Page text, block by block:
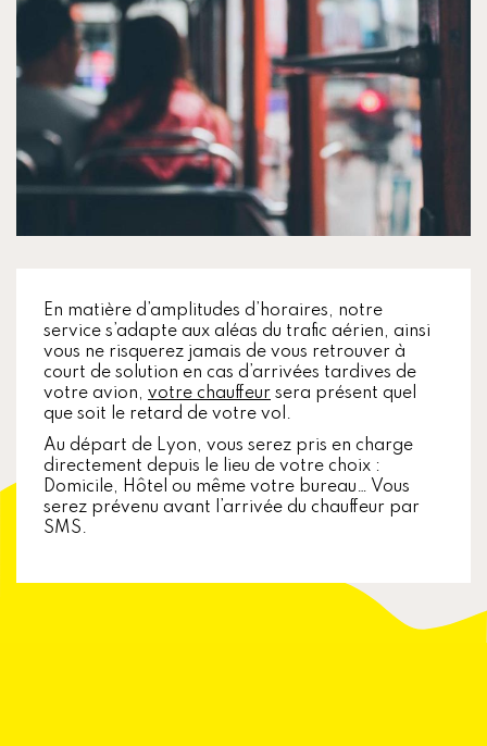
En matière d’amplitudes d’horaires, notre
service s’adapte aux aléas du trafic aérien, ainsi
vous ne risquerez jamais de vous retrouver à
court de solution en cas d’arrivées tardives de
votre avion, votre chauffeur sera présent quel
que soit le retard de votre vol.
Au départ de Lyon, vous serez pris en charge
directement depuis le lieu de votre choix :
Domicile, Hôtel ou même votre bureau… Vous
serez prévenu avant l’arrivée du chauffeur par
SMS.